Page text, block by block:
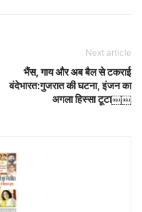
Next article
भैंस, गाय और अब बैल से टकराई
वंदेभारत:गुजरात की घटना, इंजन का
अगला हिस्सा टूटा￼￼